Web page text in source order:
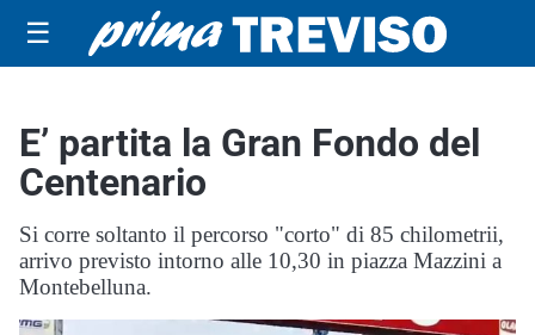
☰
E’ partita la Gran Fondo del
Centenario
Si corre soltanto il percorso "corto" di 85 chilometrii,
arrivo previsto intorno alle 10,30 in piazza Mazzini a
Montebelluna.